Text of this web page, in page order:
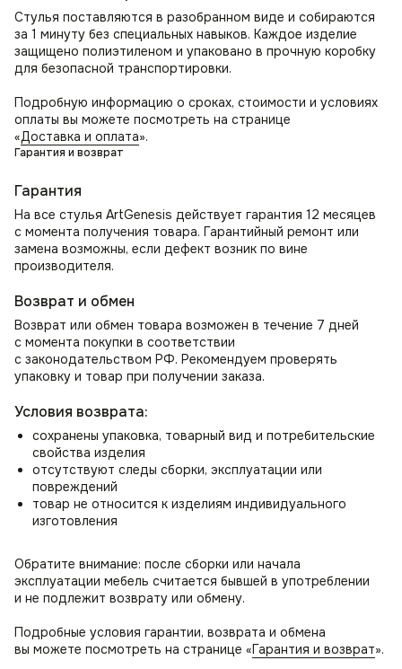
Стулья поставляются в разобранном виде и собираются
за 1 минуту без специальных навыков. Каждое изделие
защищено полиэтиленом и упаковано в прочную коробку
для безопасной транспортировки.
Подробную информацию о сроках, стоимости и условиях
оплаты вы можете посмотреть на странице
«Доставка и оплата».
Гарантия и возврат
Гарантия
На все стулья ArtGenesis действует гарантия 12 месяцев
с момента получения товара. Гарантийный ремонт или
замена возможны, если дефект возник по вине
производителя.
Возврат и обмен
Возврат или обмен товара возможен в течение 7 дней
с момента покупки в соответствии
с законодательством РФ. Рекомендуем проверять
упаковку и товар при получении заказа.
Условия возврата:
сохранены упаковка, товарный вид и потребительские
свойства изделия
отсутствуют следы сборки, эксплуатации или
повреждений
товар не относится к изделиям индивидуального
изготовления
Обратите внимание: после сборки или начала
эксплуатации мебель считается бывшей в употреблении
и не подлежит возврату или обмену.
Подробные условия гарантии, возврата и обмена
вы можете посмотреть на странице «Гарантия и возврат».